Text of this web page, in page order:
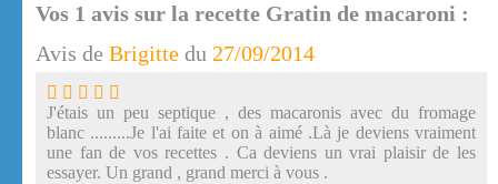
Vos 1 avis sur la recette Gratin de macaroni :
Avis de Brigitte du 27/09/2014
J'étais un peu septique , des macaronis avec du fromage
blanc .........Je l'ai faite et on à aimé .Là je deviens vraiment
une fan de vos recettes . Ca deviens un vrai plaisir de les
essayer. Un grand , grand merci à vous .